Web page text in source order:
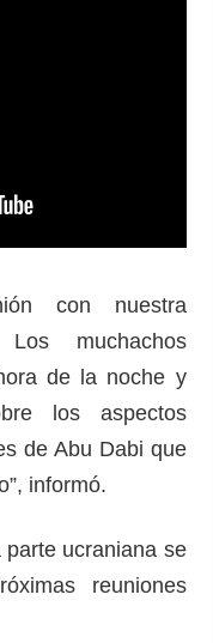
con nuestra
muchachos
de la noche y
los aspectos
de Abu Dabi que
informó.
ucraniana se
reuniones